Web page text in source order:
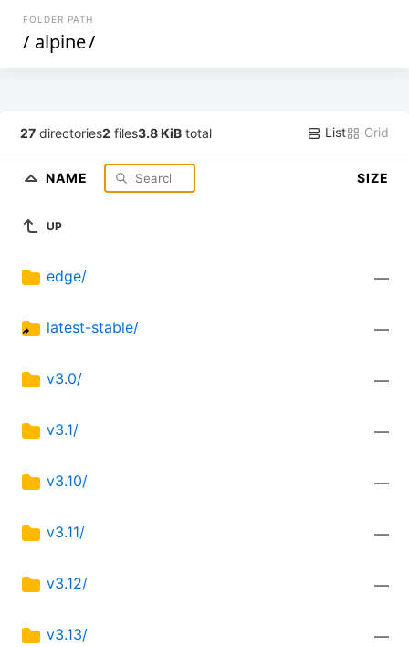
FOLDER PATH
/ alpine/
27 directories2 files3.8 KiB total List Grid
NAME SIZE
UP
edge/ —
latest-stable/ —
v3.0/ —
v3.1/ —
v3.10/ —
v3.11/ —
v3.12/ —
v3.13/ —